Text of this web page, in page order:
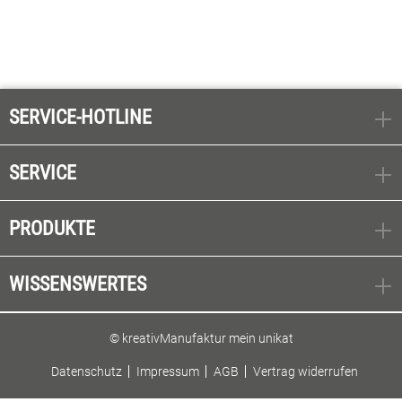
SERVICE-HOTLINE
SERVICE
PRODUKTE
WISSENSWERTES
© kreativManufaktur mein unikat
Datenschutz Impressum AGB Vertrag widerrufen